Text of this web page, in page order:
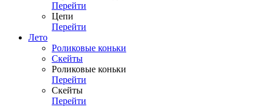
Перейти
Цепи
Перейти
Лето
Роликовые коньки
Скейты
Роликовые коньки
Перейти
Скейты
Перейти